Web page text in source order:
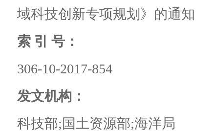
域科技创新专项规划》的通知
索 引 号：
306-10-2017-854
发文机构：
科技部;国土资源部;海洋局